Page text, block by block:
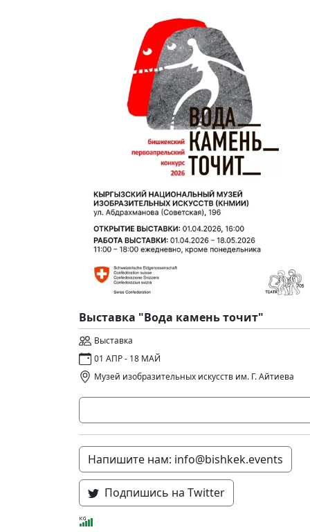
Выставка "Вода камень точит"
Выставка
01 АПР - 18 МАЙ
Музей изобразительных искусств им. Г. Айтиева
Напишите нам: info@bishkek.events
Подпишись на Twitter